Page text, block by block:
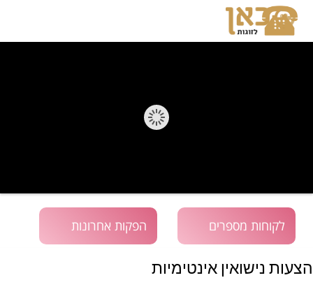
לקוחות מספרים הפקות אחרונות
הצעות נישואין אינטימיות